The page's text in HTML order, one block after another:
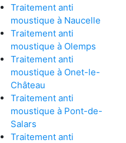
Traitement anti
moustique à Naucelle
Traitement anti
moustique à Olemps
Traitement anti
moustique à Onet-le-
Château
Traitement anti
moustique à Pont-de-
Salars
Traitement anti